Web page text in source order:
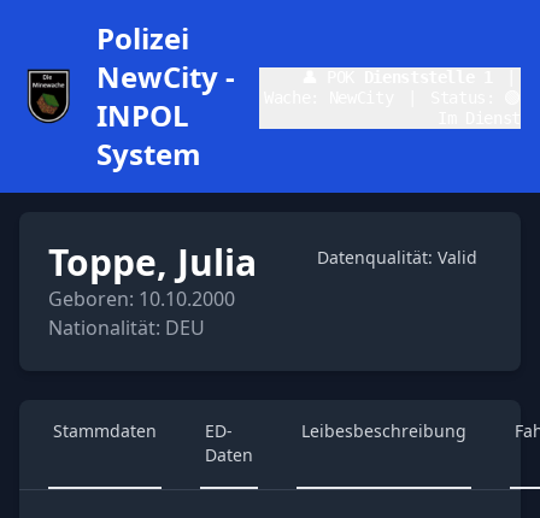
Polizei
NewCity -
INPOL
System
Toppe, Julia
Geboren: 10.10.2000
Nationalität: DEU
Datenqualität: Valid
Stammdaten
ED-
Daten
Leibesbeschreibung